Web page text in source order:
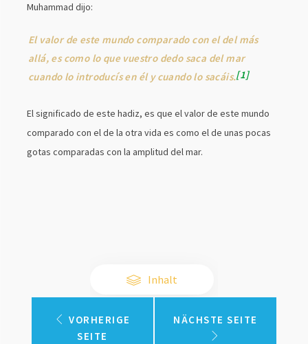
Muhammad dijo:
El valor de este mundo comparado con el del más
allá, es como lo que vuestro dedo saca del mar
cuando lo introducís en él y cuando lo sacáis. 1
El significado de este hadiz, es que el valor de este mundo
comparado con el de la otra vida es como el de unas pocas
gotas comparadas con la amplitud del mar.
Inhalt
VORHERIGE
SEITE
NÄCHSTE SEITE